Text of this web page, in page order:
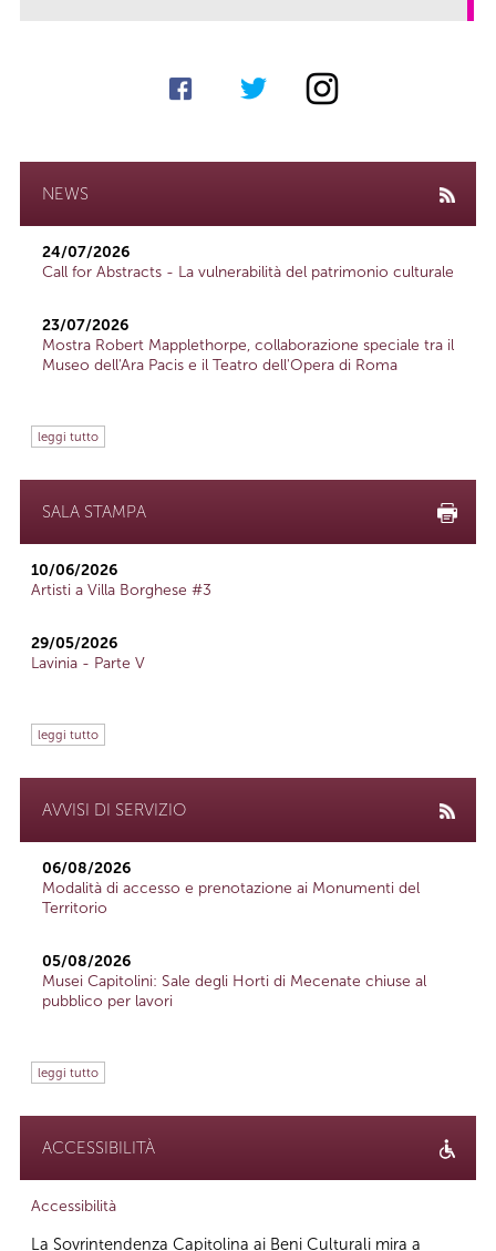
NEWS
24/07/2026
Call for Abstracts - La vulnerabilità del patrimonio culturale
23/07/2026
Mostra Robert Mapplethorpe, collaborazione speciale tra il
Museo dell'Ara Pacis e il Teatro dell'Opera di Roma
leggi tutto
SALA STAMPA
10/06/2026
Artisti a Villa Borghese #3
29/05/2026
Lavinia - Parte V
leggi tutto
AVVISI DI SERVIZIO
06/08/2026
Modalità di accesso e prenotazione ai Monumenti del
Territorio
05/08/2026
Musei Capitolini: Sale degli Horti di Mecenate chiuse al
pubblico per lavori
leggi tutto
ACCESSIBILITÀ
Accessibilità
La Sovrintendenza Capitolina ai Beni Culturali mira a